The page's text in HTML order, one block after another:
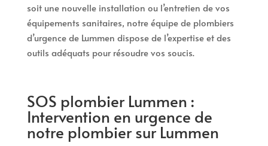
soit une nouvelle installation ou l’entretien de vos
équipements sanitaires, notre équipe de plombiers
d’urgence de Lummen dispose de l’expertise et des
outils adéquats pour résoudre vos soucis.
SOS plombier Lummen :
Intervention en urgence de
notre plombier sur Lummen